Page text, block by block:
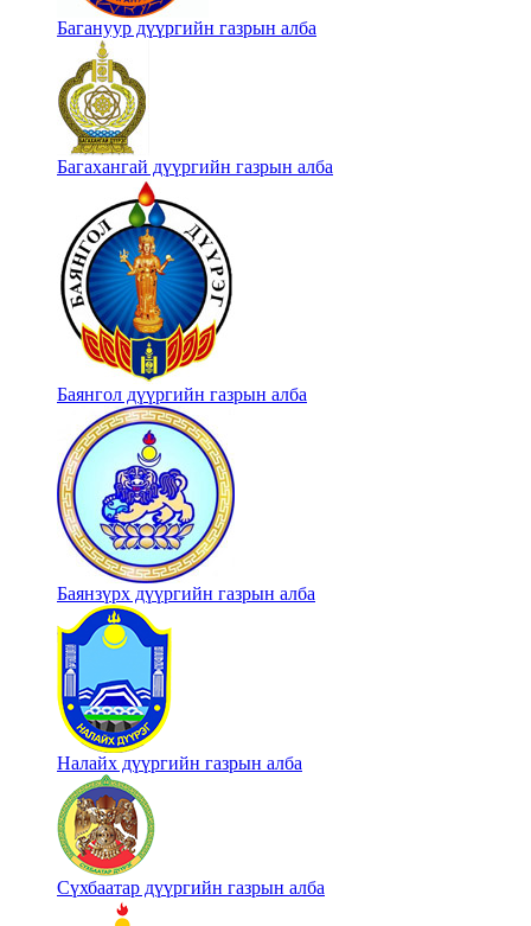
Багануур дүүргийн газрын алба
Багахангай дүүргийн газрын алба
Баянгол дүүргийн газрын алба
Баянзүрх дүүргийн газрын алба
Налайх дүүргийн газрын алба
Сүхбаатар дүүргийн газрын алба